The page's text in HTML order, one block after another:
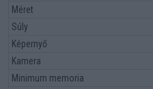
Méret
Súly
Képernyő
Kamera
Minimum memoria